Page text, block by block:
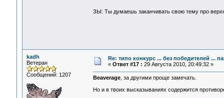
ЗЫ: Ты думаешь заканчивать свою тему про
kadh
Ветеран
Сообщений: 1207
Re: типо конкурс ... без победителей ...
« Ответ #17 : 29 Августа 2010, 20:49:32 »
Beaverage, за другими проще замечать.
Но и в твоих высказываниях содержится